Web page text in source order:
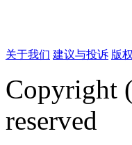
关于我们 建议与投诉 版
Copyright
reserved